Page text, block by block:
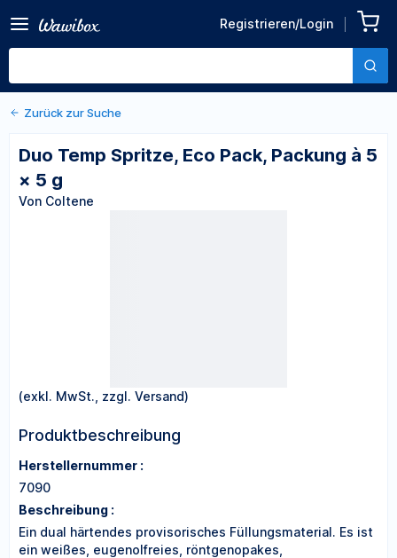
Registrieren/Login
Pack, Packung à 5 × 5 g
Von Coltene
Zurück zu den Produktdetails
Zurück zur Suche
Duo Temp Spritze, Eco Pack, Packung à 5
× 5 g
Von Coltene
(exkl. MwSt., zzgl. Versand)
Produktbeschreibung
Herstellernummer :
7090
Beschreibung :
Ein dual härtendes provisorisches Füllungsmaterial. Es ist
ein weißes, eugenolfreies, röntgenopakes,